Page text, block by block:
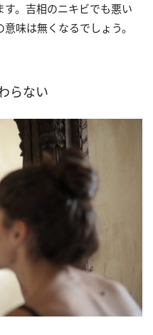
。吉相のニキビでも悪い
味は無くなるでしょう。
らない